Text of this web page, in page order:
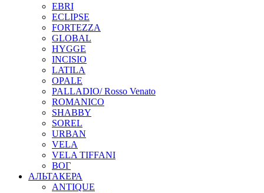
EBRI
ECLIPSE
FORTEZZA
GLOBAL
HYGGE
INCISIO
LATILA
OPALE
PALLADIO/ Rosso Venato
ROMANICO
SHABBY
SOREL
URBAN
VELA
VELA TIFFANI
ВОГ
АЛЬТАКЕРА
ANTIQUE